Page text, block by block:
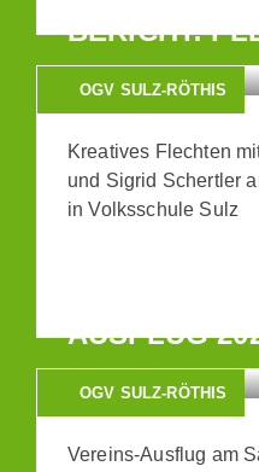
BERICHT:
OGV SULZ-RÖTHIS
Kreatives Flechten
und Sigrid Schertler
in Volksschule Sulz
AUSFLUG
OGV SULZ-RÖTHIS
Vereins-Ausflug am